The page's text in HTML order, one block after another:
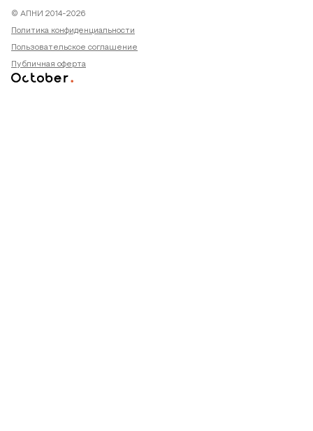
© АПНИ 2014-2026
Политика конфиденциальности
Пользовательское соглашение
Публичная оферта